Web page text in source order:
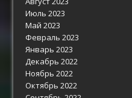
Июль 2023
Май 2023
Февраль 2023
Январь 2023
Декабрь 2022
Ноябрь 2022
Октябрь 2022